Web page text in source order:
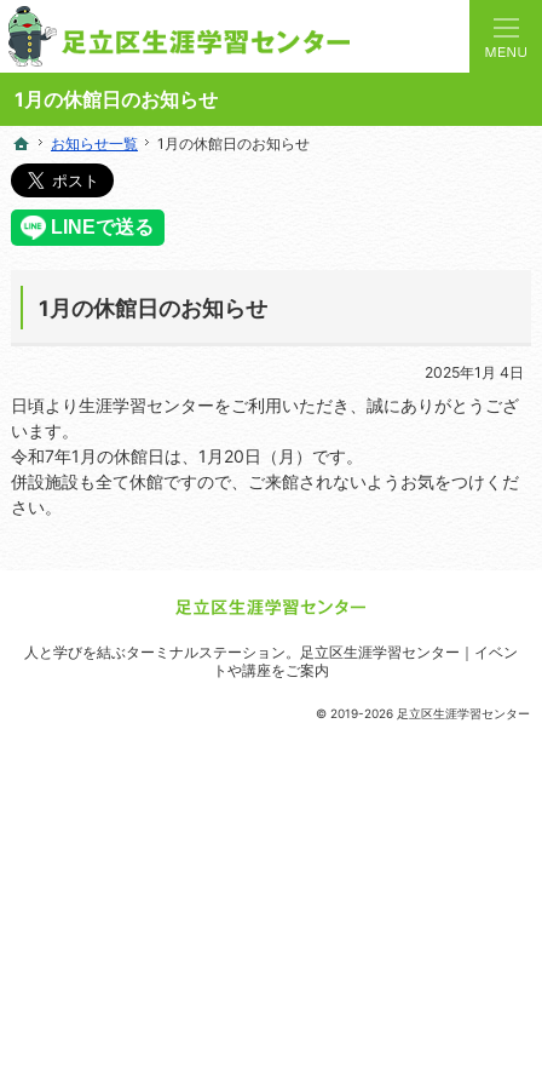
1月の休館日のお知らせ
人と学びを結ぶターミナルステーション。地域の講座や施設をご案内しています。
足立区生涯学習センターの総合案内サイト
ホーム
お知らせ一覧 1月の休館日のお知らせ
1月の休館日のお知らせ
2025年1月 4日
日頃より生涯学習センターをご利用いただき、誠にありがとうござ
います。
令和7年1月の休館日は、1月20日（月）です。
併設施設も全て休館ですので、ご来館されないようお気をつけくだ
さい。
ホーム
お知らせ一覧 1月の休館日のお知らせ
© 2019-2026 足立区生涯学習センター
人と学びを結ぶターミナルステーション。
足立区生涯学習センター｜イベン
トや講座をご案内